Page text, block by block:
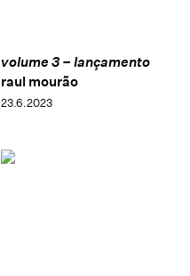
volume 3 – lançamento
raul mourão
23.6.2023